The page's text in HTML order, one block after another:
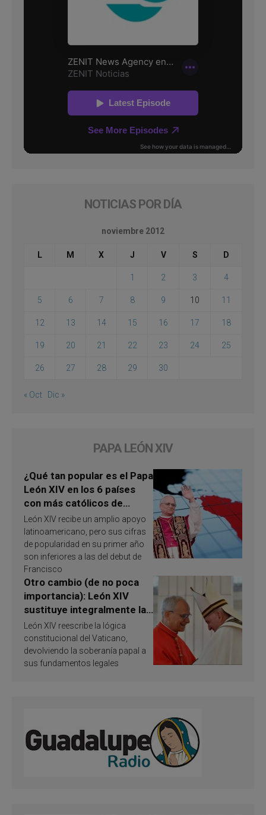
NOTICIAS POR DÍA
noviembre 2012
L M X J V S D
1 2 3 4
5 6 7 8 9 10 11
12 13 14 15 16 17 18
19 20 21 22 23 24 25
26 27 28 29 30
« Oct Dic »
PAPA LEÓN XIV
¿Qué tan popular es el Papa
León XIV en los 6 países
con más católicos de
América Latina en 2026?
Publican resultados de
investigación
León XIV recibe un amplio apoyo
latinoamericano, pero sus cifras
de popularidad en su primer año
son inferiores a las del debut de
Francisco
Otro cambio (de no poca
importancia): León XIV
sustituye integralmente la
ley vaticana de Papa
Francisco
León XIV reescribe la lógica
constitucional del Vaticano,
devolviendo la soberanía papal a
sus fundamentos legales